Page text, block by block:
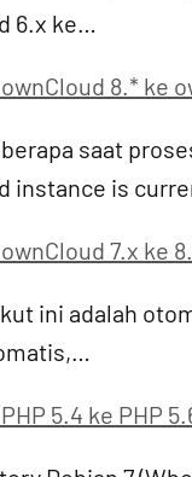
6.x ke…
8.* ke
saat
instance is
7.x ke
ini adalah
5.4 ke PHP